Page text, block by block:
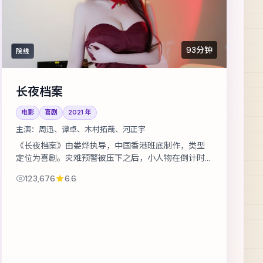
院线 93分钟
长夜档案
电影 喜剧 2021 年
主演： 周迅、谭卓、木村拓哉、河正宇
《长夜档案》由娄烨执导，中国香港班底制作，类型
定位为喜剧。灾难预警被压下之后，小人物在倒计时
等，表演层次丰富。群戏调度成熟，配角亦...
123,676 6.6